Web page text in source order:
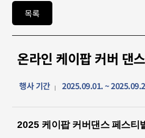
문화원
프로그램
목록
온라인 케이팝 커버 댄
행사 기간 2025.09.01. ~
2025 케이팝 커버댄스 페스티